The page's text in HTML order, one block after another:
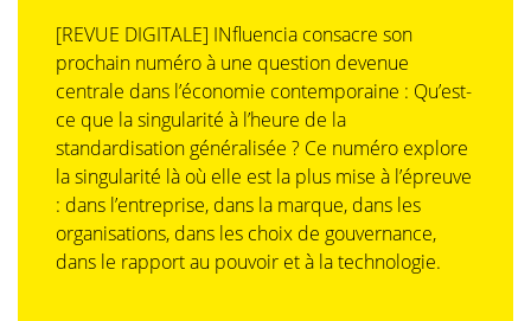
[REVUE DIGITALE] INfluencia consacre son
prochain numéro à une question devenue
centrale dans l’économie contemporaine : Qu’est-
ce que la singularité à l’heure de la
standardisation généralisée ? Ce numéro explore
la singularité là où elle est la plus mise à l’épreuve
: dans l’entreprise, dans la marque, dans les
organisations, dans les choix de gouvernance,
dans le rapport au pouvoir et à la technologie.